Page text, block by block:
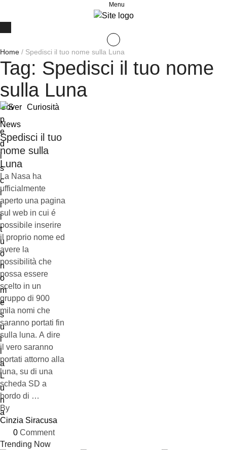
Menu
Home / Spedisci il tuo nome sulla Luna
Tag: Spedisci il tuo nome
sulla Luna
Cover Curiosità
News
Spedisci il tuo
nome sulla
Luna
La Nasa ha
ufficialmente
aperto una pagina
sul web in cui é
possibile inserire
il proprio nome ed
avere la
possibilità che
possa essere
scelto in un
gruppo di 900
mila nomi che
saranno portati fin
sulla luna. A dire
il vero saranno
portati attorno alla
luna, su di una
scheda SD a
bordo di …
By
Cinzia Siracusa
0 Comment
Trending Now